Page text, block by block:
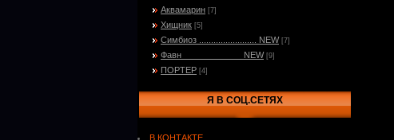
Аквамарин [7]
Хищник [5]
Симбиоз ........................ NEW [7]
Фавн_____________NEW [9]
ПОРТЕР [4]
Я В СОЦ.СЕТЯХ
В КОНТАКТЕ